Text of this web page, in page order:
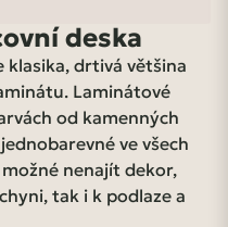
deska
klasika, drtivá většina
Laminátové
od kamenných
ve všech
nenajít dekor,
tak i k podlaze a